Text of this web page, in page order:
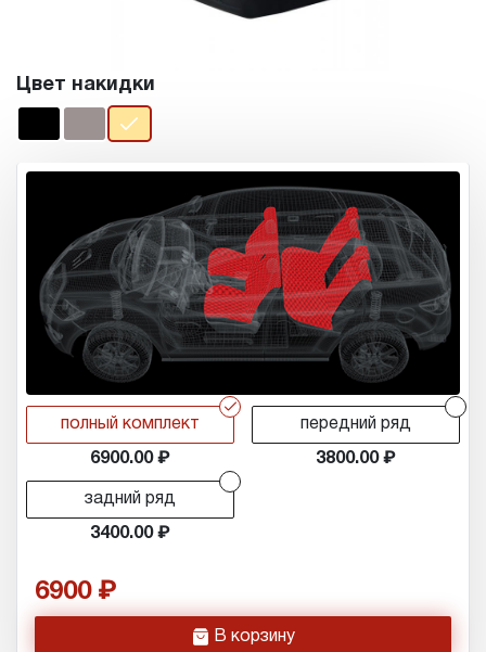
Цвет накидки
r
полный комплект
6900.00
передний ряд
3800.00
задний ряд
3400.00
6900
h В корзину